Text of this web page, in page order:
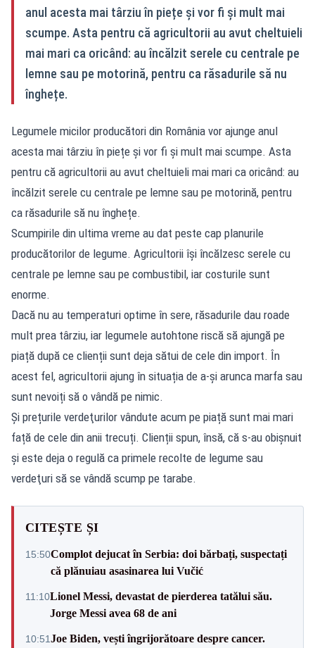
anul acesta mai târziu în piețe și vor fi și mult mai
scumpe. Asta pentru că agricultorii au avut cheltuieli
mai mari ca oricând: au încălzit serele cu centrale pe
lemne sau pe motorină, pentru ca răsadurile să nu
înghețe.
Legumele micilor producători din România vor ajunge anul
acesta mai târziu în piețe și vor fi și mult mai scumpe. Asta
pentru că agricultorii au avut cheltuieli mai mari ca oricând: au
încălzit serele cu centrale pe lemne sau pe motorină, pentru
ca răsadurile să nu înghețe.
Scumpirile din ultima vreme au dat peste cap planurile
producătorilor de legume. Agricultorii își încălzesc serele cu
centrale pe lemne sau pe combustibil, iar costurile sunt
enorme.
Dacă nu au temperaturi optime în sere, răsadurile dau roade
mult prea târziu, iar legumele autohtone riscă să ajungă pe
piață după ce clienții sunt deja sătui de cele din import. În
acest fel, agricultorii ajung în situația de a-și arunca marfa sau
sunt nevoiți să o vândă pe nimic.
Și prețurile verdeţurilor vândute acum pe piață sunt mai mari
față de cele din anii trecuți. Clienții spun, însă, că s-au obișnuit
și este deja o regulă ca primele recolte de legume sau
verdeţuri să se vândă scump pe tarabe.
CITEȘTE ȘI
15:50Complot dejucat în Serbia: doi bărbați, suspectați
că plănuiau asasinarea lui Vučić
11:10Lionel Messi, devastat de pierderea tatălui său.
Jorge Messi avea 68 de ani
10:51Joe Biden, vești îngrijorătoare despre cancer.